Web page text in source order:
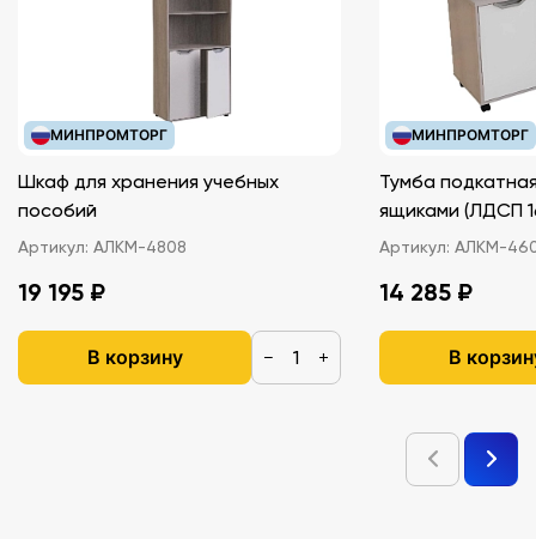
МИНПРОМТОРГ
Шкаф для хранения учебных
пособий
Артикул: АЛКМ-4808
19 195 ₽
В корзину − +
МИНПРОМТОРГ
Тумба
ящиками
Артикул: АЛКМ-
14 285 ₽
В